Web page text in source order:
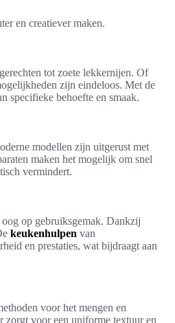
en creatiever maken.
tot zoete lekkernijen. Of
zijn eindeloos. Met de
specifieke behoefte en smaak.
modellen zijn uitgerust met
maken het mogelijk om snel
vermindert.
op gebruiksgemak. Dankzij
keukenhulpen van
en prestaties, wat bijdraagt aan
voor het mengen en
zorgt voor een uniforme textuur en